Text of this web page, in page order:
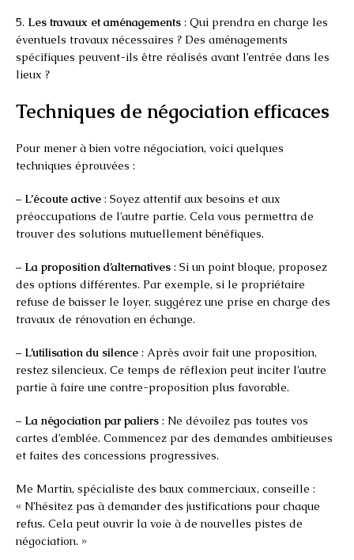
5. Les travaux et aménagements : Qui prendra en charge les
éventuels travaux nécessaires ? Des aménagements
spécifiques peuvent-ils être réalisés avant l’entrée dans les
lieux ?
Techniques de négociation efficaces
Pour mener à bien votre négociation, voici quelques
techniques éprouvées :
– L’écoute active : Soyez attentif aux besoins et aux
préoccupations de l’autre partie. Cela vous permettra de
trouver des solutions mutuellement bénéfiques.
– La proposition d’alternatives : Si un point bloque, proposez
des options différentes. Par exemple, si le propriétaire
refuse de baisser le loyer, suggérez une prise en charge des
travaux de rénovation en échange.
– L’utilisation du silence : Après avoir fait une proposition,
restez silencieux. Ce temps de réflexion peut inciter l’autre
partie à faire une contre-proposition plus favorable.
– La négociation par paliers : Ne dévoilez pas toutes vos
cartes d’emblée. Commencez par des demandes ambitieuses
et faites des concessions progressives.
Me Martin, spécialiste des baux commerciaux, conseille :
« N’hésitez pas à demander des justifications pour chaque
refus. Cela peut ouvrir la voie à de nouvelles pistes de
négociation. »